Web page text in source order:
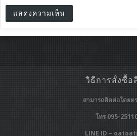
วิธีการสั่งซื้อ
สามารถติดต่อโดยต
โทร 095-
LINE ID –